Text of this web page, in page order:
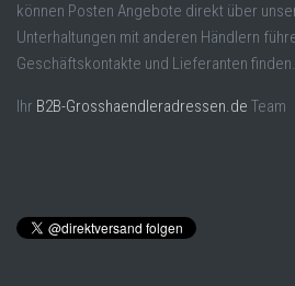
können Posten Angebote direkt über
Unterhaltungen mit anderen Händlern
Geschäftskontakte und Lieferanten finden.
Ihr B2B-Grosshaendleradressen.de Team